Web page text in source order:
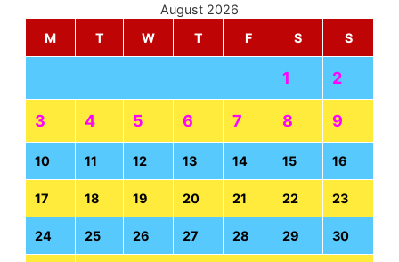
August 2026
M
T W T F S S
1 2
3 4 5 6 7 8 9
10 11 12 13 14 15 16
17 18 19 20 21 22 23
24 25 26 27 28 29 30